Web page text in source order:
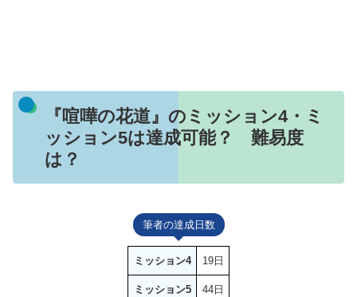
『喧嘩の花道』のミッション4・ミ
ッション5は達成可能？ 難易度
は？
筆者の達成日数
ミッション4 19日
ミッション5 44日